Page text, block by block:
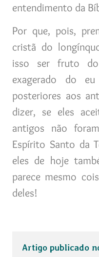
entendimento da
Por que, pois,
cristã do
isso ser fruto
exagerado do
posteriores aos
dizer, se eles
antigos não
Espírito Santo da
eles de hoje
parece mesmo
deles!
Artigo publicado